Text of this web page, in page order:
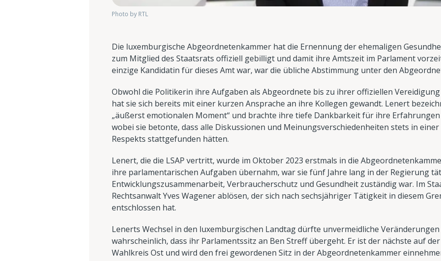
Photo by RTL
Die luxemburgische Abgeordnetenkammer hat die Ernennung der ehemaligen
zum Mitglied des Staatsrats offiziell gebilligt und damit ihre Amtszeit im Parlament
einzige Kandidatin für dieses Amt war, war die übliche Abstimmung unter den
Obwohl die Politikerin ihre Aufgaben als Abgeordnete bis zu ihrer offiziellen
hat sie sich bereits mit einer kurzen Ansprache an ihre Kollegen gewandt. Lenert
„äußerst emotionalen Moment“ und brachte ihre tiefe Dankbarkeit für ihre Erfahrungen
wobei sie betonte, dass alle Diskussionen und Meinungsverschiedenheiten stets in
Respekts stattgefunden hätten.
Lenert, die die LSAP vertritt, wurde im Oktober 2023 erstmals in die
ihre parlamentarischen Aufgaben übernahm, war sie fünf Jahre lang in der Regierung
Entwicklungszusammenarbeit, Verbraucherschutz und Gesundheit zuständig war. Im
Rechtsanwalt Yves Wagener ablösen, der sich nach sechsjähriger Tätigkeit in diesem
entschlossen hat.
Lenerts Wechsel in den luxemburgischen Landtag dürfte unvermeidliche
wahrscheinlich, dass ihr Parlamentssitz an Ben Streff übergeht. Er ist der nächste auf
Wahlkreis Ost und wird den frei gewordenen Sitz in der Abgeordnetenkammer